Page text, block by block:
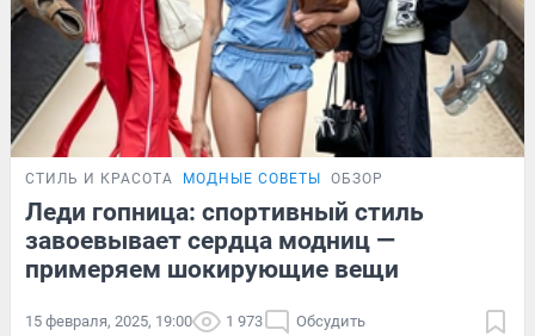
СТИЛЬ И КРАСОТА МОДНЫЕ СОВЕТЫ ОБЗОР
Леди гопница: спортивный стиль
завоевывает сердца модниц —
примеряем шокирующие вещи
15 февраля, 2025, 19:00 1 973 Обсудить